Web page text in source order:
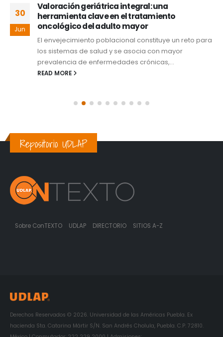
30
Jun
Valoración geriátrica integral: una
herramienta clave en el tratamiento
oncológico del adulto mayor
El envejecimiento poblacional constituye un reto para
los sistemas de salud y se asocia con mayor
prevalencia de enfermedades crónicas,...
READ MORE
Repositorio UDLAP
Sobre ConTEXTO UDLAP DIRECTORIO SITIOS A-Z
Derechos Reservados © 2026. Universidad de las Américas Puebla. Ex
hacienda Sta. Catarina Mártir S/N. San Andrés Cholula, Puebla. C.P. 72810.